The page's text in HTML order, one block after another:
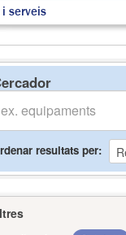
serveis
resultats per